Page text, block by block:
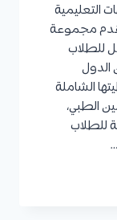
التعليمية
تقدم مجموعة
للطلاب
الدول
الشاملة
الطبي،
للطلاب